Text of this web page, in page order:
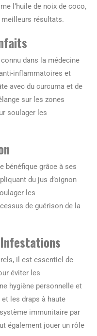
l’huile de noix de coco,
meilleurs résultats.
dans la médecine
inflammatoires et
avec du curcuma et de
sur les zones
soulager les
bénéfique grâce à ses
du jus d’oignon
les
de guérison de la
il est essentiel de
éviter les
hygiène personnelle et
les draps à haute
immunitaire par
également jouer un rôle